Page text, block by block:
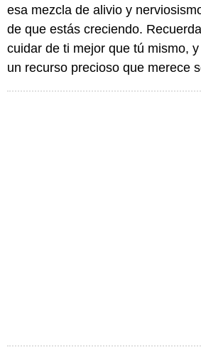
esa mezcla de alivio y
de que estás creciendo.
cuidar de ti mejor que tú mismo,
un recurso precioso que merece